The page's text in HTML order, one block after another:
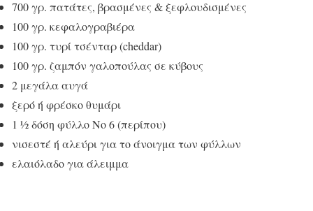
700 γρ. πατάτες, βρασμένες & ξεφλουδισμένες
100 γρ. κεφαλογραβιέρα
100 γρ. τυρί τσένταρ (cheddar)
100 γρ. ζαμπόν γαλοπούλας σε κύβους
2 μεγάλα αυγά
ξερό ή φρέσκο θυμάρι
1 ½ δόση φύλλο Νο 6 (περίπου)
νισεστέ ή αλεύρι για το άνοιγμα των φύλλων
ελαιόλαδο για άλειμμα